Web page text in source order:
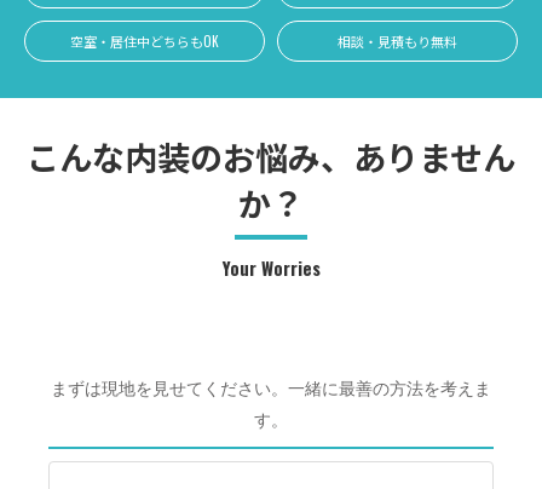
空室・居住中どちらもOK 相談・見積もり無料
こんな内装のお悩み、ありません
か？
Your Worries
まずは現地を見せてください。一緒に最善の方法を考えま
す。